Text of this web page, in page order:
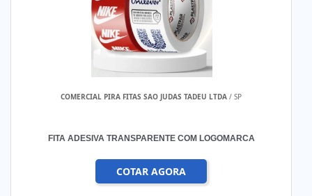
COMERCIAL PIRA FITAS SAO JUDAS TADEU LTDA / SP
FITA ADESIVA TRANSPARENTE COM LOGOMARCA
COTAR AGORA